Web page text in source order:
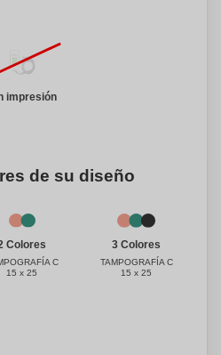
impresión
de su diseño
Colores
C
15 x 25
3 Colores
TAMPOGRAFÍA C
15 x 25